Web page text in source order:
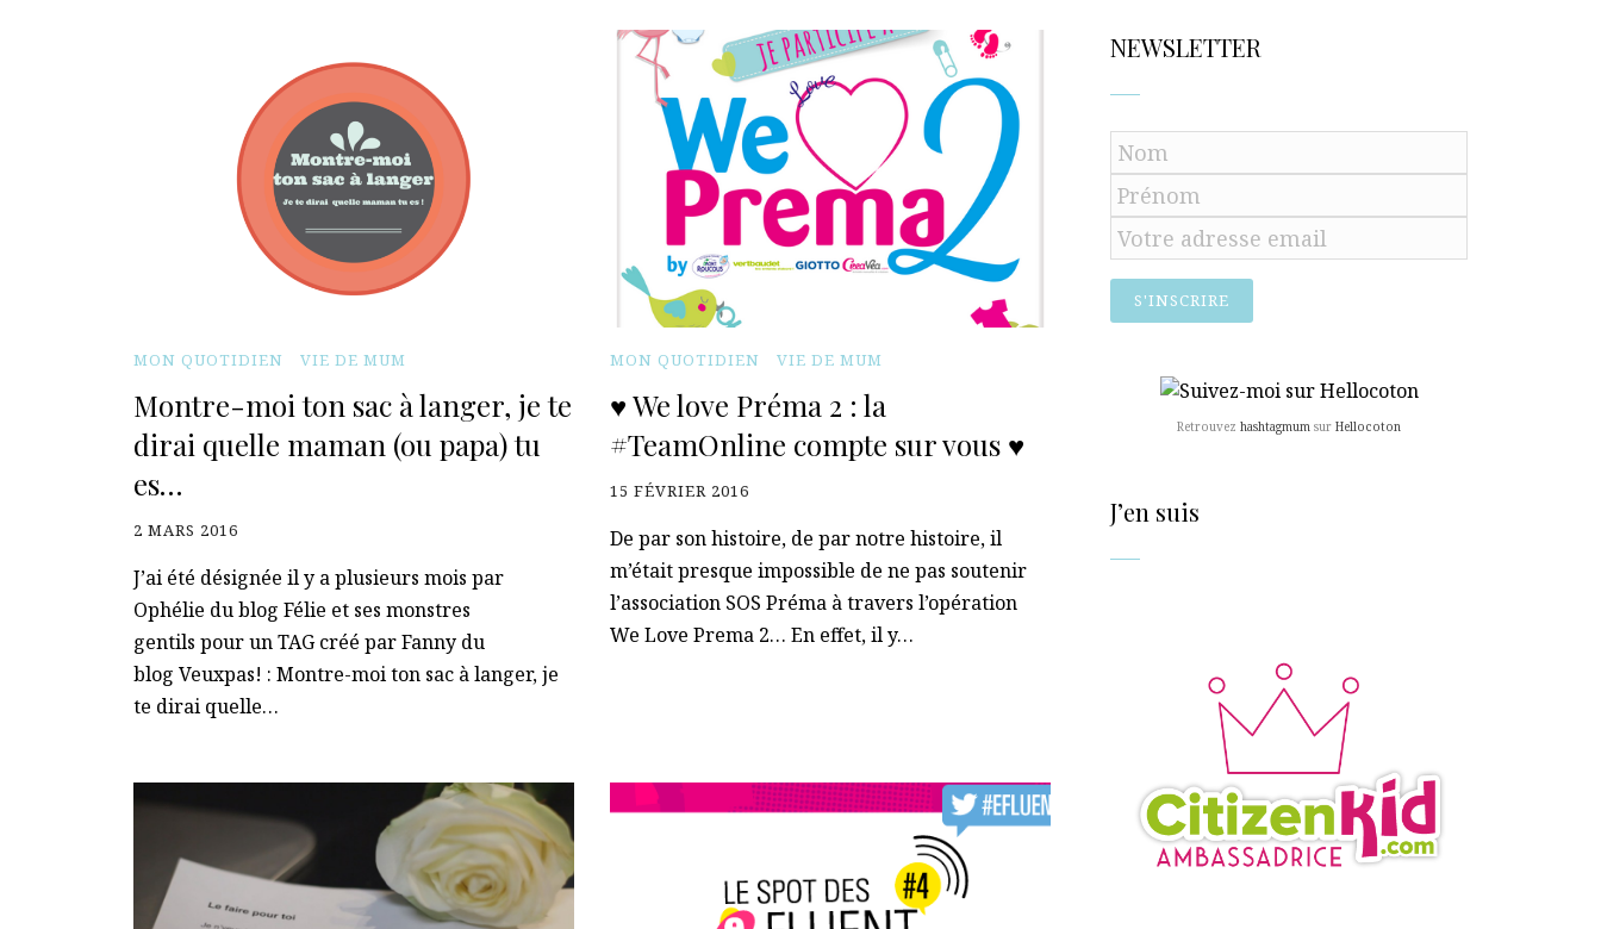
MON QUOTIDIEN VIE DE MUM
Montre-moi ton sac à langer, je te
dirai quelle maman (ou papa) tu
es…
2 MARS 2016
J’ai été désignée il y a plusieurs mois par
Ophélie du blog Félie et ses monstres
gentils pour un TAG créé par Fanny du
blog Veuxpas! : Montre-moi ton sac à langer, je
te dirai quelle…
MON QUOTIDIEN VIE DE MUM
♥ We love Préma 2 : la
#TeamOnline compte sur vous ♥
15 FÉVRIER 2016
De par son histoire, de par notre histoire, il
m’était presque impossible de ne pas soutenir
l’association SOS Préma à travers l’opération
We Love Prema 2… En effet, il y…
NEWSLETTER
Retrouvez hashtagmum sur Hellocoton
J’en suis